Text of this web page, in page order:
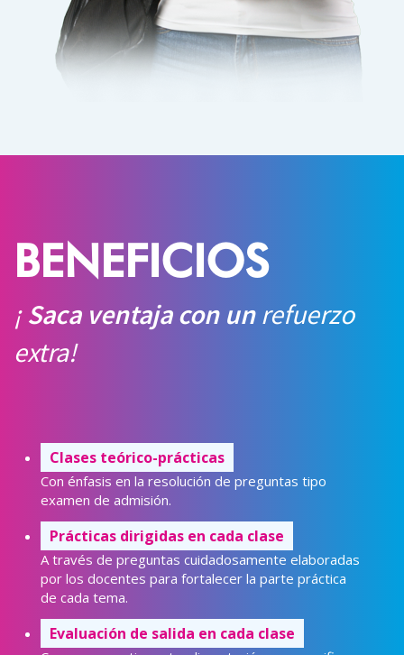
BENEFICIOS
¡Saca ventaja con unrefuerzo
extra!
Clases teórico-prácticas
Con énfasis en la resolución de preguntas tipo
examen de admisión.
Prácticas dirigidas en cada clase
A través de preguntas cuidadosamente elaboradas
por los docentes para fortalecer la parte práctica
de cada tema.
Evaluación de salida en cada clase